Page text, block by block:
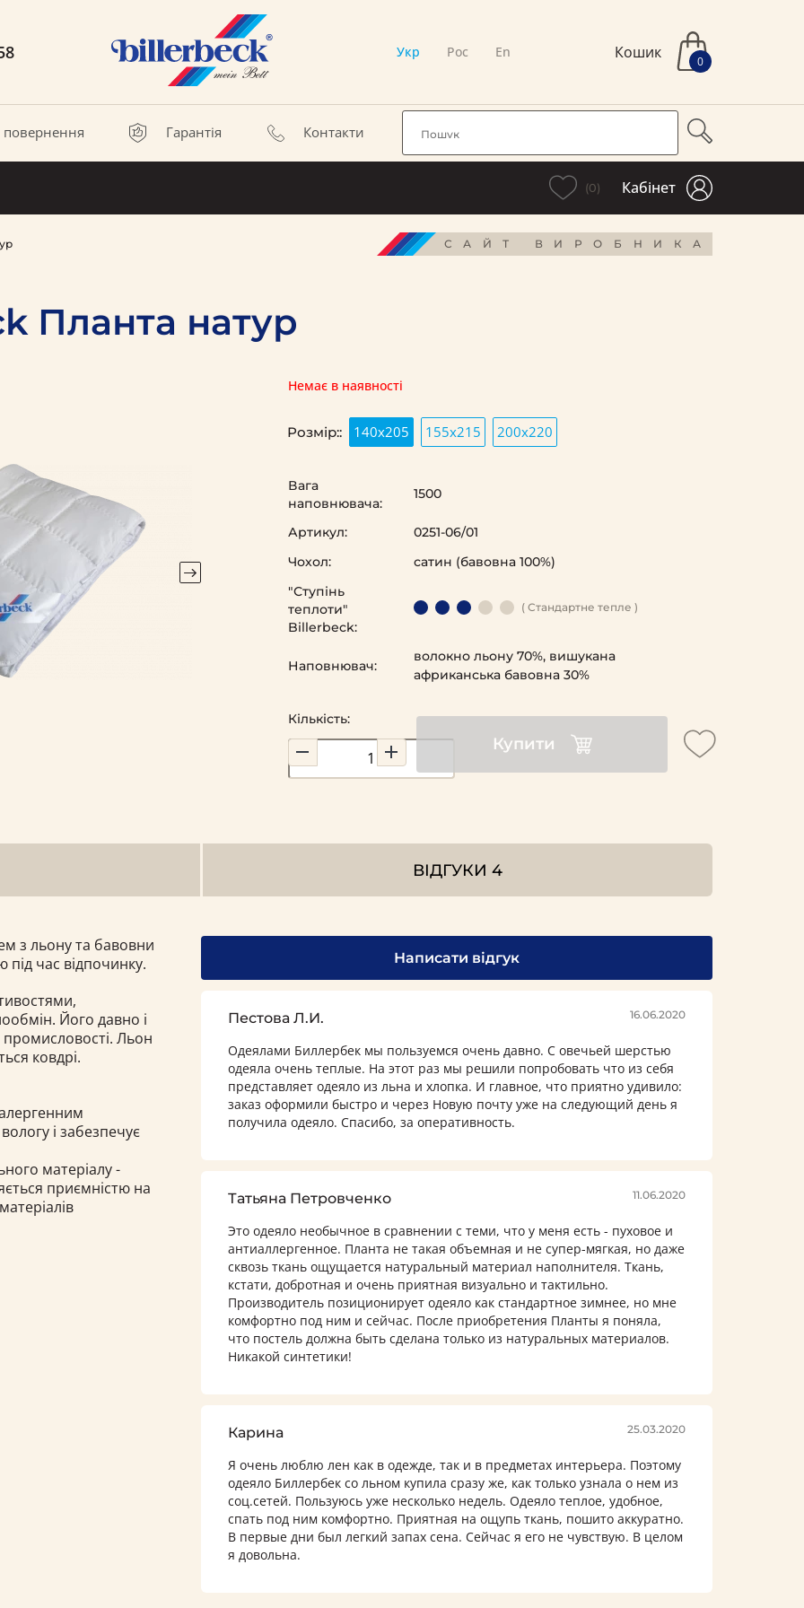
Укр Рос En Кошик 0
повернення Гарантія Контакти
(0) Кабінет
САЙТ ВИРОБНИКА
Планта натур
Немає в наявності
Розмір:: 140х205 155х215 200х220
Кількість:
Купити
Вага
наповнювача:
1500
Артикул:
0251-06/01
Чохол:
сатин (бавовна 100%)
"Ступінь
теплоти"
Billerbeck:
( Стандартне тепле )
Наповнювач:
волокно льону 70%, вишукана
африканська бавовна 30%
ВІДГУКИ 4
з льону та бавовни
під час відпочинку.
Його давно і
Льон
ковдрі.
і забезпечує
матеріалу -
приємністю на
Написати відгук
Пестова Л.И. 16.06.2020
Одеялами Биллербек мы пользуемся очень давно. С овечьей шерстью
одеяла очень теплые. На этот раз мы решили попробовать что из себя
представляет одеяло из льна и хлопка. И главное, что приятно удивило:
заказ оформили быстро и через Новую почту уже на следующий день я
получила одеяло. Спасибо, за оперативность.
Татьяна Петровченко 11.06.2020
Это одеяло необычное в сравнении с теми, что у меня есть - пуховое и
антиаллергенное. Планта не такая объемная и не супер-мягкая, но даже
сквозь ткань ощущается натуральный материал наполнителя. Ткань,
кстати, добротная и очень приятная визуально и тактильно.
Производитель позиционирует одеяло как стандартное зимнее, но мне
комфортно под ним и сейчас. После приобретения Планты я поняла,
что постель должна быть сделана только из натуральных материалов.
Никакой синтетики!
Карина 25.03.2020
Я очень люблю лен как в одежде, так и в предметах интерьера. Поэтому
одеяло Биллербек со льном купила сразу же, как только узнала о нем из
соц.сетей. Пользуюсь уже несколько недель. Одеяло теплое, удобное,
спать под ним комфортно. Приятная на ощупь ткань, пошито аккуратно.
В первые дни был легкий запах сена. Сейчас я его не чувствую. В целом
я довольна.